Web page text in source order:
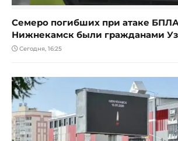
Семеро погибших при атаке
Нижнекамск были гражданами
Сегодня, 16:25